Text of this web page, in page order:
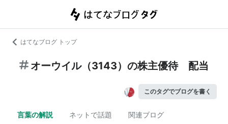
はてなブログ トップ
オーウイル（3143）の株主優待 配当
このタグでブログを書く
言葉の解説 ネットで話題 関連ブログ